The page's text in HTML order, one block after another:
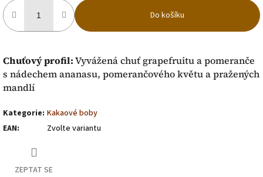
Do košíku
Chuťový profil:Vyvážená chuť grapefruitu a pomeranče
s nádechem ananasu, pomerančového květu a pražených
mandlí
Kategorie: Kakaové boby
EAN: Zvolte variantu
ZEPTAT SE